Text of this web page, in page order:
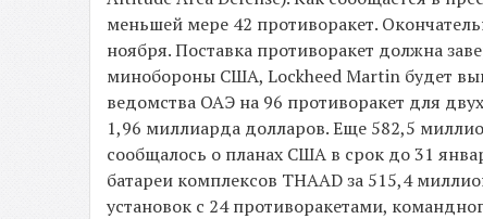
меньшей мере 42 противоракет.
ноября. Поставка противоракет должна
минобороны США, Lockheed Martin будет
ведомства ОАЭ на 96 противоракет для
1,96 миллиарда долларов. Еще 582,5
сообщалось о планах США в срок до 31
батареи комплексов THAAD за 515,4
установок с 24 противоракетами,